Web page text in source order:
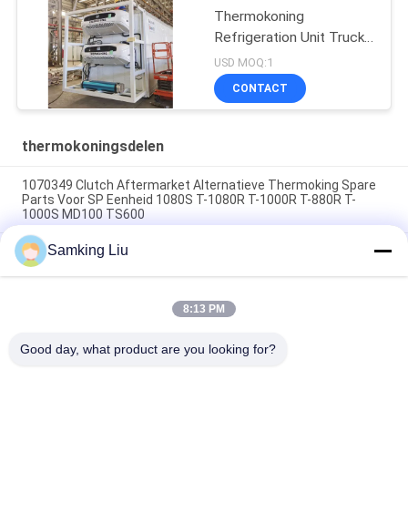
Thermokoning
Refrigeration Unit Truck
t-1080e t-1280e
USD MOQ:1
CONTACT
thermokoningsdelen
1070349 Clutch Aftermarket Alternatieve Thermoking Spare
Parts Voor SP Eenheid 1080S T-1080R T-1000R T-880R T-
1000S MD100 TS600
Thermoking Clutch 1070349 Spare parts for refrigerators Do
For SP Unit T-1080S T-1080R T-1000R T-880R T-1000S MD100
TS600
773037 RONDEL ASSEMBLAGE, NYLON THERMO KING
Samking Liu
8:13 PM
Good day, what product are you looking for?